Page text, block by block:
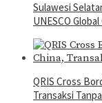
Sulawesi
UNESCO
QRIS Cross
Transaksi